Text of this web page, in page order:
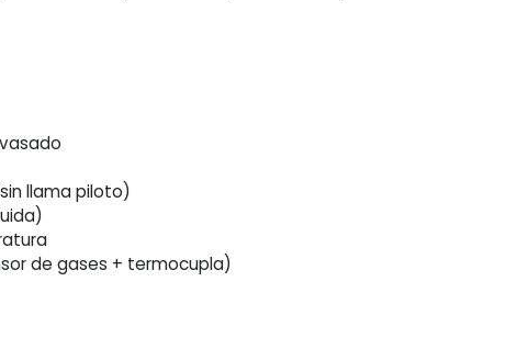
llama piloto)
de gases + termocupla)